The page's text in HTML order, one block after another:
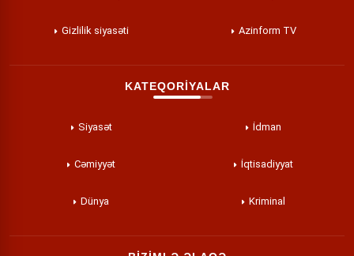
Gizlilik siyasəti Azinform TV
KATEQORİYALAR
Siyasət İdman
Cəmiyyət İqtisadiyyat
Dünya Kriminal